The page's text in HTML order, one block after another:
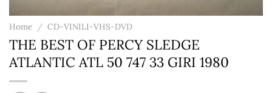
Home / CD-VINILI-VHS-DVD
THE BEST OF PERCY SLEDGE
ATLANTIC ATL 50 747 33 GIRI 1980